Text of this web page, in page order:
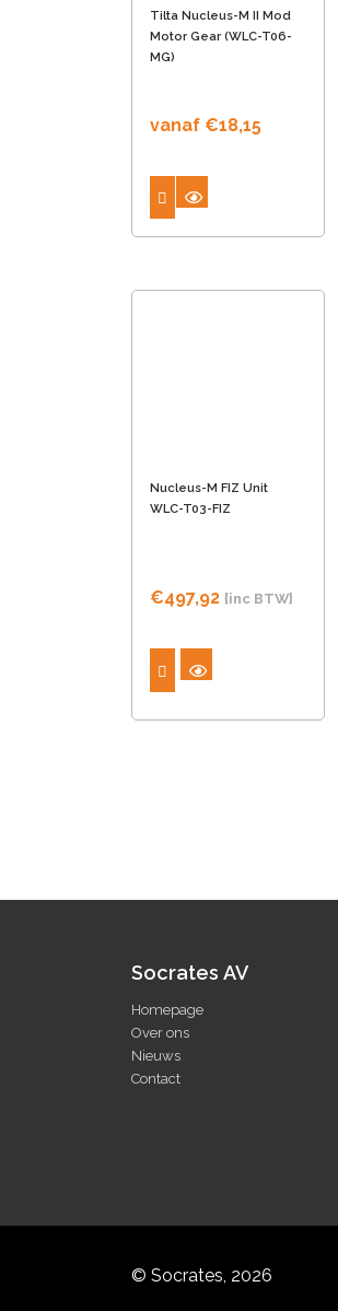
Tilta Nucleus-M II Mod
Motor Gear (WLC-T06-
MG)
vanaf €18,15
Dit
op
Nucleus-M FIZ Unit
WLC-T03-FIZ
€497,92 {inc BTW}
Socrates AV
Homepage
Over ons
Nieuws
Contact
© Socrates, 2026